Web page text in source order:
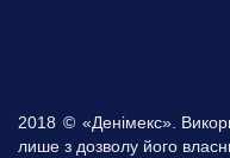
2018 © «Денімекс».
лише з дозволу його